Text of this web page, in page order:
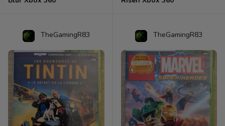
TheGamingR83 TheGamingR83